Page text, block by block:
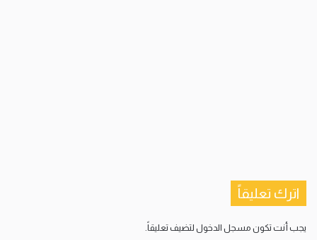
اترك تعليقاً
يجب أنت تكون مسجل الدخول لتضيف تعليقاً.